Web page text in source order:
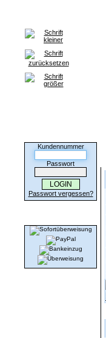
Kundennummer
Passwort
Passwort vergessen?